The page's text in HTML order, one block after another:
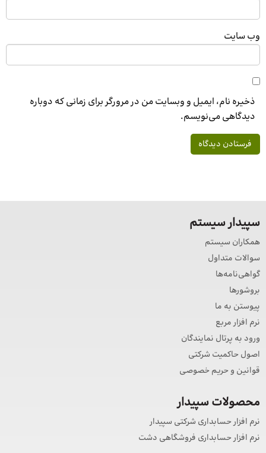
وب‌ سایت
ذخیره نام، ایمیل و وبسایت من در مرورگر برای زمانی که دوباره
دیدگاهی می‌نویسم.
سپیدار سیستم
همکاران سیستم
سوالات متداول
گواهی‌نامه‌ها
بروشورها
پیوستن به ما
نرم افزار مربع
ورود به پرتال نمایندگان
اصول حاکمیت شرکتی
قوانین و حریم خصوصی
محصولات سپیدار
نرم افزار حسابداری شرکتی سپیدار
نرم افزار حسابداری فروشگاهی دشت